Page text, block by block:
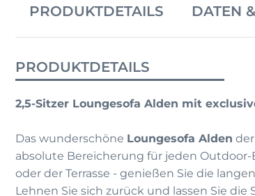
PRODUKTDETAILS DATEN &
PRODUKTDETAILS
2,5-Sitzer Loungesofa Alden mit
Das wunderschöne Loungesofa Alden
absolute Bereicherung für jeden Outdoor-
oder der Terrasse - genießen Sie die
Lehnen Sie sich zurück und lassen Sie die